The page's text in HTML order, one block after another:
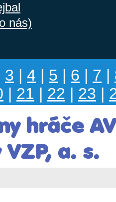
nás)
3 | 4 | 5 | 6 | 7 |
| 21 | 22 | 23 |
hráče
a. s.